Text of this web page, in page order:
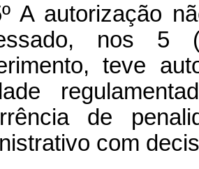
A autorização
nos 5
teve
de
com